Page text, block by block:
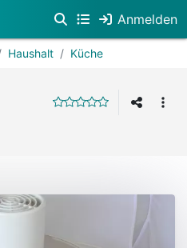
Anmelden
Haushalt Küche